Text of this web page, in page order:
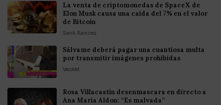
La venta de criptomonedas de SpaceX de
Elon Musk causa una caída del 7% en el valor
de Bitcoin
Santi Ramirez
Sálvame deberá pagar una cuantiosa multa
por transmitir imágenes prohibidas
VecoVet
Rosa Villacastín desenmascara en directo a
Ana María Aldon: “Es malvada”